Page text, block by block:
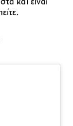
και είναι